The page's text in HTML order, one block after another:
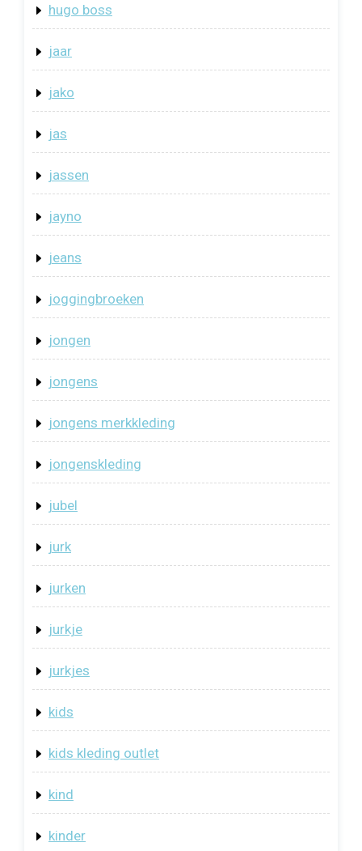
hugo boss
jaar
jako
jas
jassen
jayno
jeans
joggingbroeken
jongen
jongens
jongens merkkleding
jongenskleding
jubel
jurk
jurken
jurkje
jurkjes
kids
kids kleding outlet
kind
kinder